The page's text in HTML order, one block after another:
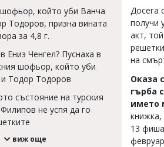
който уби Ванча
Тодоров, призна вината
за 4,8 г.
Ченгел? Пуснаха в
шофьор, който уби
Тодор Тодоров
състояние на турския
не успя да го
виж още
Досега
получи
акт,
на
Оказа
гърба
името
книжка,
13